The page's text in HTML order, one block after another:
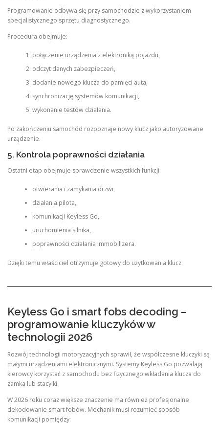
Programowanie odbywa się przy samochodzie z wykorzystaniem
specjalistycznego sprzętu diagnostycznego.
Procedura obejmuje:
połączenie urządzenia z elektroniką pojazdu,
odczyt danych zabezpieczeń,
dodanie nowego klucza do pamięci auta,
synchronizację systemów komunikacji,
wykonanie testów działania.
Po zakończeniu samochód rozpoznaje nowy klucz jako autoryzowane
urządzenie.
5. Kontrola poprawności działania
Ostatni etap obejmuje sprawdzenie wszystkich funkcji:
otwierania i zamykania drzwi,
działania pilota,
komunikacji Keyless Go,
uruchomienia silnika,
poprawności działania immobilizera.
Dzięki temu właściciel otrzymuje gotowy do użytkowania klucz.
Keyless Go i smart fobs decoding –
programowanie kluczyków w
technologii 2026
Rozwój technologii motoryzacyjnych sprawił, że współczesne kluczyki są
małymi urządzeniami elektronicznymi. Systemy Keyless Go pozwalają
kierowcy korzystać z samochodu bez fizycznego wkładania klucza do
zamka lub stacyjki.
W 2026 roku coraz większe znaczenie ma również profesjonalne
dekodowanie smart fobów. Mechanik musi rozumieć sposób
komunikacji pomiędzy: